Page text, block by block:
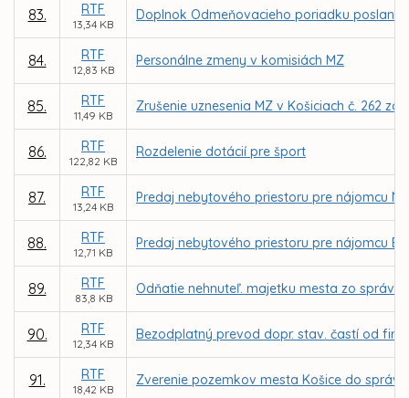
83. RTF
13,34 KB
Doplnok Odmeňovacieho poriadku
84. RTF
12,83 KB
Personálne zmeny v komisiách MZ
85. RTF
11,49 KB
Zrušenie uznesenia MZ v Košiciach č. 262 zo
86. RTF
122,82 KB
Rozdelenie dotácií pre šport
87. RTF
13,24 KB
Predaj nebytového priestoru pre nájomcu
88. RTF
12,71 KB
Predaj nebytového priestoru pre nájomcu
89. RTF
83,8 KB
Odňatie nehnuteľ. majetku mesta zo správy
90. RTF
12,34 KB
Bezodplatný prevod dopr. stav. častí od
91. RTF
18,42 KB
Zverenie pozemkov mesta Košice do